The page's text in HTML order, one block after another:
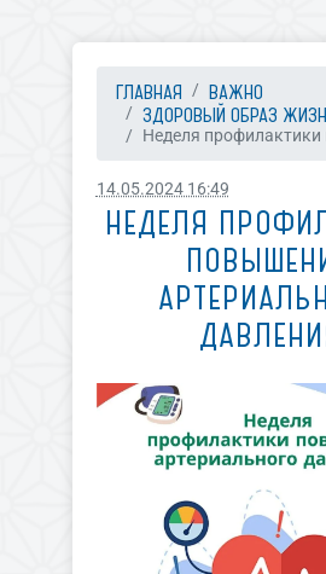
ГЛАВНАЯ
ВАЖНО
ЗДОРОВЫЙ ОБРАЗ
Неделя профилактики
14.05.2024 16:49
НЕДЕЛЯ